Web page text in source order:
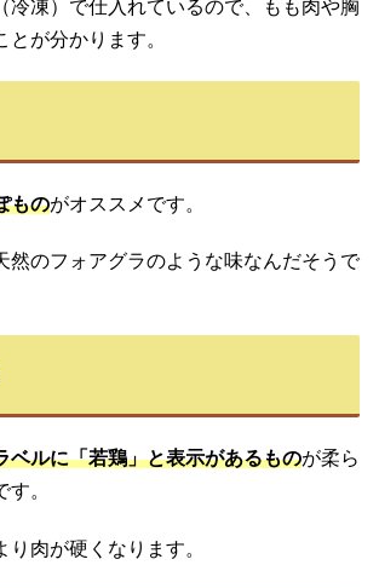
冷凍）で仕入れているので、もも肉や胸
が分かります。
ものがオススメです。
然のフォアグラのような味なんだそうで
ベルに「若鶏」と表示があるものが柔ら
。
り肉が硬くなります。